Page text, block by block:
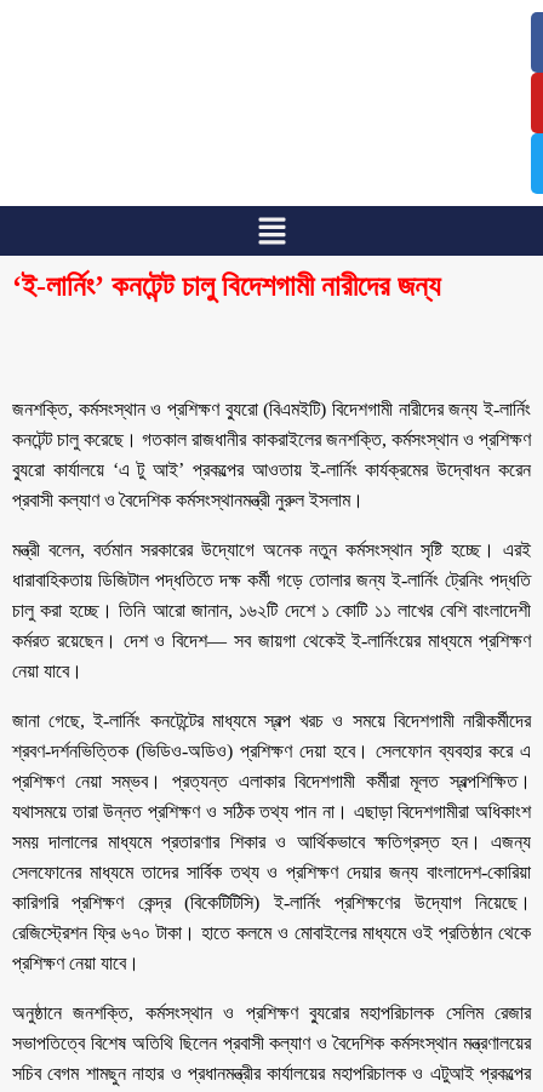
‘ই-লার্নিং’ কনটেন্ট চালু বিদেশগামী নারীদের জন্য
জনশক্তি, কর্মসংস্থান ও প্রশিক্ষণ ব্যুরো (বিএমইটি) বিদেশগামী নারীদের জন্য ই-লার্নিং
কনটেন্ট চালু করেছে। গতকাল রাজধানীর কাকরাইলের জনশক্তি, কর্মসংস্থান ও প্রশিক্ষণ
ব্যুরো কার্যালয়ে ‘এ টু আই’ প্রকল্পের আওতায় ই-লার্নিং কার্যক্রমের উদ্বোধন করেন
প্রবাসী কল্যাণ ও বৈদেশিক কর্মসংস্থানমন্ত্রী নুরুল ইসলাম।
মন্ত্রী বলেন, বর্তমান সরকারের উদ্যোগে অনেক নতুন কর্মসংস্থান সৃষ্টি হচ্ছে। এরই
ধারাবাহিকতায় ডিজিটাল পদ্ধতিতে দক্ষ কর্মী গড়ে তোলার জন্য ই-লার্নিং ট্রেনিং পদ্ধতি
চালু করা হচ্ছে। তিনি আরো জানান, ১৬২টি দেশে ১ কোটি ১১ লাখের বেশি বাংলাদেশী
কর্মরত রয়েছেন। দেশ ও বিদেশ— সব জায়গা থেকেই ই-লার্নিংয়ের মাধ্যমে প্রশিক্ষণ
নেয়া যাবে।
জানা গেছে, ই-লার্নিং কনটেন্টের মাধ্যমে স্বল্প খরচ ও সময়ে বিদেশগামী নারীকর্মীদের
শ্রবণ-দর্শনভিত্তিক (ভিডিও-অডিও) প্রশিক্ষণ দেয়া হবে। সেলফোন ব্যবহার করে এ
প্রশিক্ষণ নেয়া সম্ভব। প্রত্যন্ত এলাকার বিদেশগামী কর্মীরা মূলত স্বল্পশিক্ষিত।
যথাসময়ে তারা উন্নত প্রশিক্ষণ ও সঠিক তথ্য পান না। এছাড়া বিদেশগামীরা অধিকাংশ
সময় দালালের মাধ্যমে প্রতারণার শিকার ও আর্থিকভাবে ক্ষতিগ্রস্ত হন। এজন্য
সেলফোনের মাধ্যমে তাদের সার্বিক তথ্য ও প্রশিক্ষণ দেয়ার জন্য বাংলাদেশ-কোরিয়া
কারিগরি প্রশিক্ষণ কেন্দ্র (বিকেটিটিসি) ই-লার্নিং প্রশিক্ষণের উদ্যোগ নিয়েছে।
রেজিস্ট্রেশন ফ্রি ৬৭০ টাকা। হাতে কলমে ও মোবাইলের মাধ্যমে ওই প্রতিষ্ঠান থেকে
প্রশিক্ষণ নেয়া যাবে।
অনুষ্ঠানে জনশক্তি, কর্মসংস্থান ও প্রশিক্ষণ ব্যুরোর মহাপরিচালক সেলিম রেজার
সভাপতিত্বে বিশেষ অতিথি ছিলেন প্রবাসী কল্যাণ ও বৈদেশিক কর্মসংস্থান মন্ত্রণালয়ের
সচিব বেগম শামছুন নাহার ও প্রধানমন্ত্রীর কার্যালয়ের মহাপরিচালক ও এটুআই প্রকল্পের